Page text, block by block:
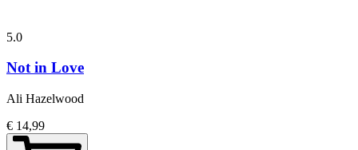
5.0
Not in Love
Ali Hazelwood
€ 14,99